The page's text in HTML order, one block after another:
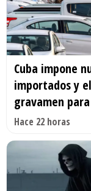
Cuba impone
importados y
gravamen
Hace 22 horas